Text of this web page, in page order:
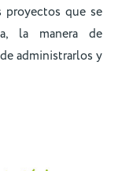
que se
la manera de
administrarlos y